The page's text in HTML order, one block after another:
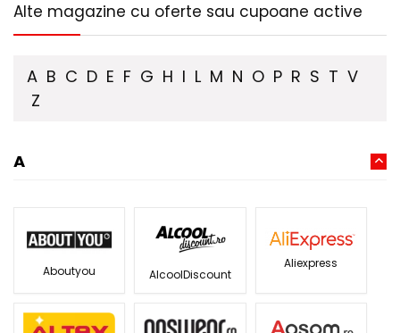
Alte magazine cu oferte sau cupoane active
A B C D E F G H I L M N O P R S T V
Z
A
Aboutyou AlcoolDiscount
Aliexpress